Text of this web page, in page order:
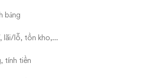
bảng
lãi/lỗ, tồn kho,…
tính tiền